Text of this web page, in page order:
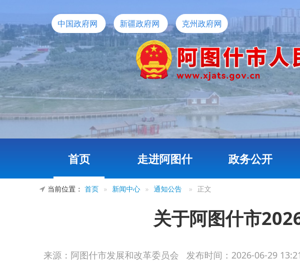
中国政府网 新疆政府网 克州政府网
首页 走进阿图什 政务公开
当前位置： 首页 » 新闻中心 » 通知公告 » 正文
关于阿图什市
来源：阿图什市发展和改革委员会 发布时间： 2026-06-29
当前，阿图什市2026年夏粮收购工作已全面启动。为深入贯彻国家、